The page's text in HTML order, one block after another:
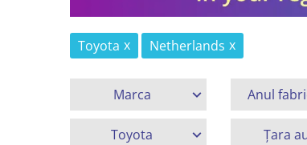
Toyota Netherlands
Marca
Toyota
Anul
Țara